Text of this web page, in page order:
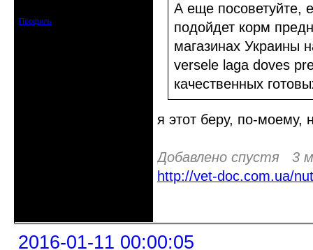
Профиль
А еще посоветуйте,
подойдет корм
магазинах Украины
versele laga doves
качественных
я этот беру, по-моему,
Добавлено спустя 3
http://vet-doc.com.ua/
2016-01-11 00:00:05